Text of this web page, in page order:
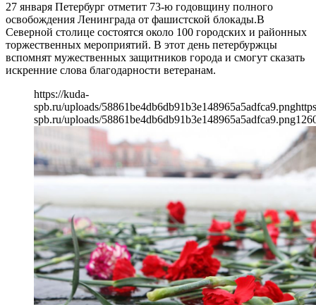
27 января Петербург отметит 73-ю годовщину полного
освобождения Ленинграда от фашистской блокады.В
Северной столице состоятся около 100 городских и районных
торжественных мероприятий. В этот день петербуржцы
вспомнят мужественных защитников города и смогут сказать
искренние слова благодарности ветеранам.
https://kuda-
spb.ru/uploads/58861be4db6db91b3e148965a5adfca9.png
spb.ru/uploads/58861be4db6db91b3e148965a5adfca9.png